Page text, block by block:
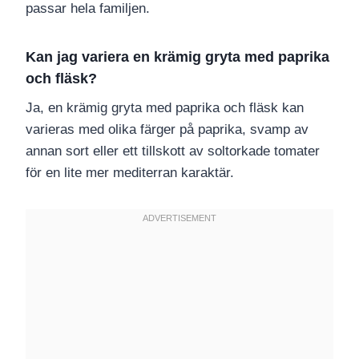
passar hela familjen.
Kan jag variera en krämig gryta med paprika
och fläsk?
Ja, en krämig gryta med paprika och fläsk kan
varieras med olika färger på paprika, svamp av
annan sort eller ett tillskott av soltorkade tomater
för en lite mer mediterran karaktär.